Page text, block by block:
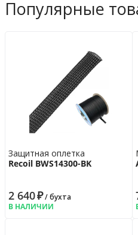
Популярные
Защитная оплетка
Recoil BWS14300-BK
2 640₽/ бухта
В НАЛИЧИИ